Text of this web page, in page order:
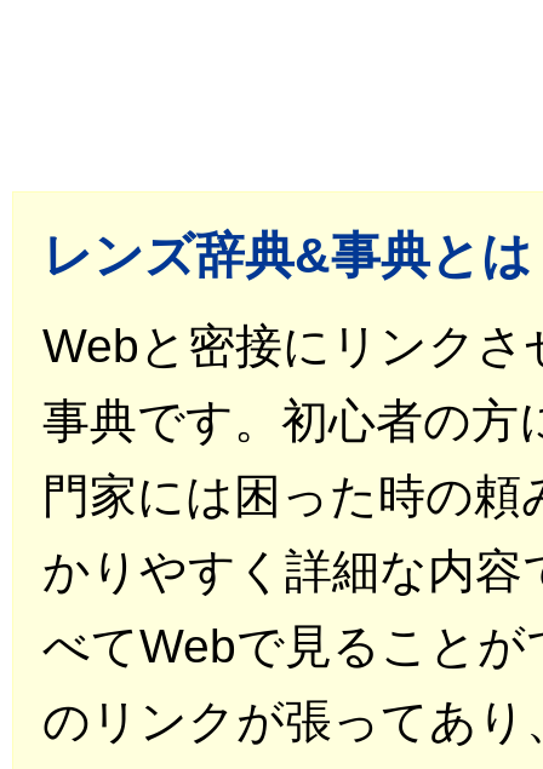
レンズ辞典&事典と
Webと密接にリンク
事典です。初心者の方
門家には困った時の
かりやすく詳細な内容
べてWebで見ること
のリンクが張ってあ